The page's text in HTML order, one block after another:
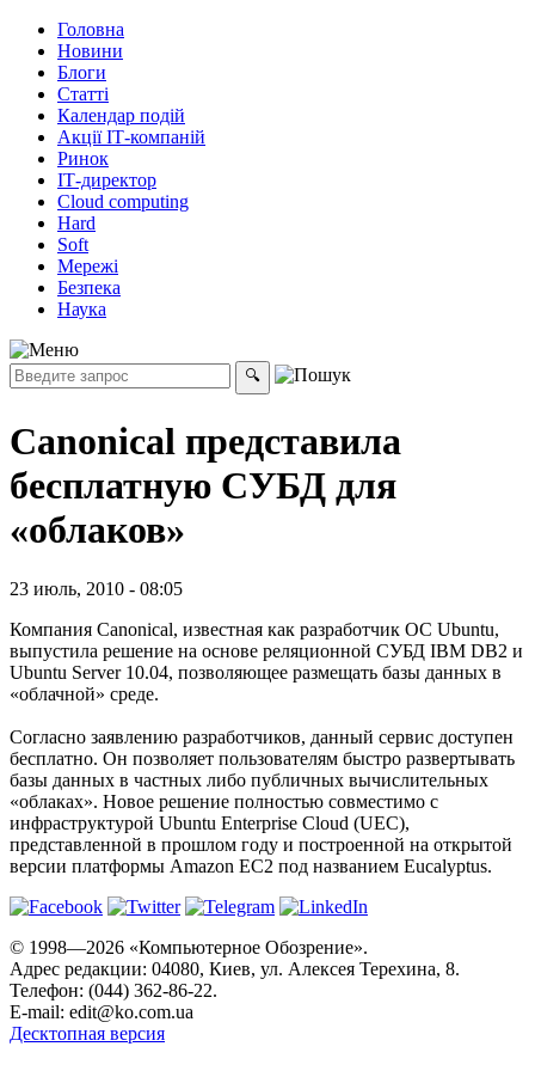
Головна
Новини
Блоги
Статті
Календар подій
Акції ІТ-компаній
Ринок
ІТ-директор
Cloud computing
Hard
Soft
Мережі
Безпека
Наука
Canonical представила
бесплатную СУБД для
«облаков»
23 июль, 2010 - 08:05
Компания Canonical, известная как разработчик ОС Ubuntu,
выпустила решение на основе реляционной СУБД IBM DB2 и
Ubuntu Server 10.04, позволяющее размещать базы данных в
«облачной» среде.
Согласно заявлению разработчиков, данный сервис доступен
бесплатно. Он позволяет пользователям быстро развертывать
базы данных в частных либо публичных вычислительных
«облаках». Новое решение полностью совместимо с
инфраструктурой Ubuntu Enterprise Cloud (UEC),
представленной в прошлом году и построенной на открытой
версии платформы Amazon EC2 под названием Eucalyptus.
© 1998—2026 «Компьютерное Обозрение».
Адрес редакции: 04080, Киев, ул. Алексея Терехина, 8.
Телефон: (044) 362-86-22.
E-mail: edit@ko.com.ua
Десктопная версия